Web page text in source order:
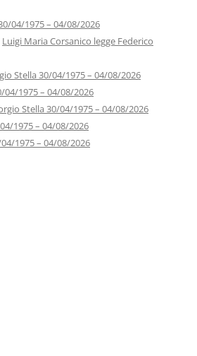
04/1975 – 04/08/2026
Luigi Maria Corsanico legge Federico
Stella 30/04/1975 – 04/08/2026
04/1975 – 04/08/2026
Stella 30/04/1975 – 04/08/2026
1975 – 04/08/2026
1975 – 04/08/2026